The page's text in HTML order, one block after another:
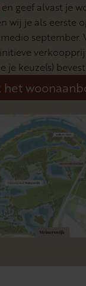
en geef alvast je
wij je als eerste
september.
je je keuze(s)
het